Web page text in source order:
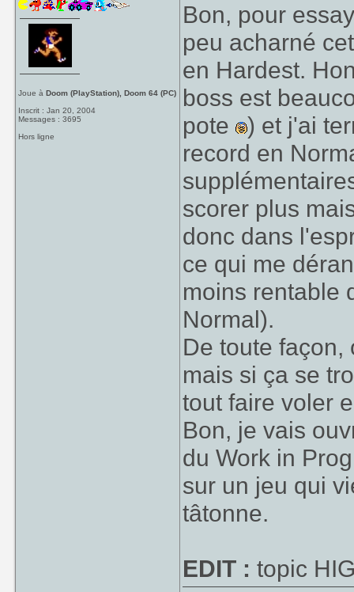
Joue àDoom (PlayStation), Doom 64 (PC)
Inscrit : Jan 20, 2004
Messages : 3695
Hors ligne
Bon, pour
peu acharné
en Hardest.
boss est
pote ) et j'ai
record en
scorer plus
donc dans
ce qui me
moins rentable
Normal).
De toute façon,
mais si ça se
tout faire voler
Bon, je vais
du Work in
sur un jeu qui
tâtonne.
EDIT : topic